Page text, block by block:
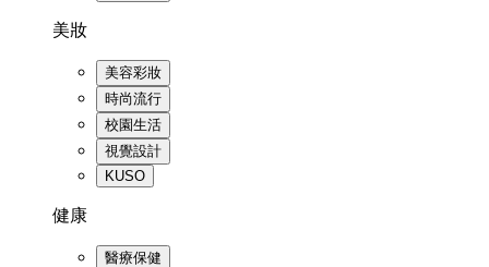
美妝
美容彩妝
時尚流行
校園生活
視覺設計
KUSO
健康
醫療保健